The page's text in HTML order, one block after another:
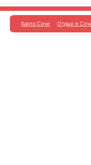
Карта Сочи Отдых в